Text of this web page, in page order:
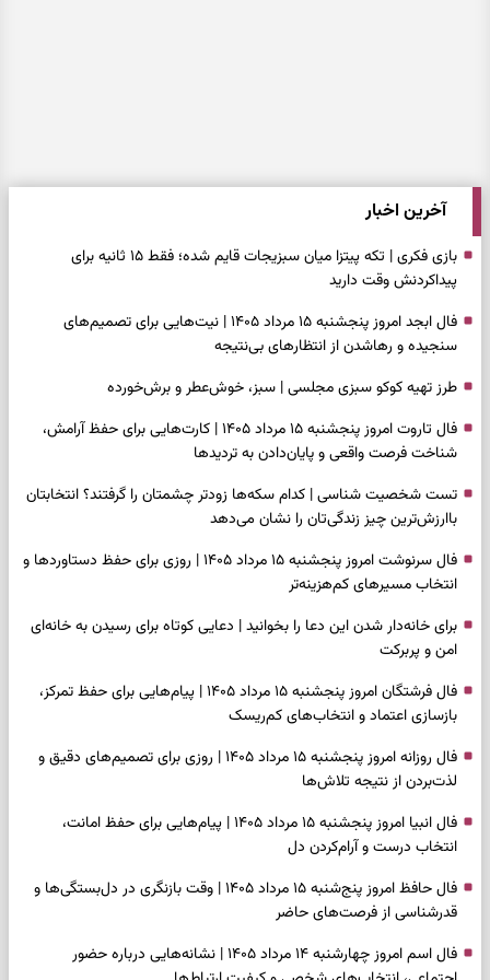
آخرین اخبار
بازی فکری | تکه پیتزا میان سبزیجات قایم شده؛ فقط ۱۵ ثانیه برای
پیداکردنش وقت دارید
فال ابجد امروز پنجشنبه ۱۵ مرداد ۱۴۰۵ | نیت‌هایی برای تصمیم‌های
سنجیده و رهاشدن از انتظارهای بی‌نتیجه
طرز تهیه کوکو سبزی مجلسی | سبز، خوش‌عطر و برش‌خورده
فال تاروت امروز پنجشنبه ۱۵ مرداد ۱۴۰۵ | کارت‌هایی برای حفظ آرامش،
شناخت فرصت واقعی و پایان‌دادن به تردیدها
تست شخصیت شناسی | کدام سکه‌ها زودتر چشمتان را گرفتند؟ انتخابتان
باارزش‌ترین چیز زندگی‌تان را نشان می‌دهد
فال سرنوشت امروز پنجشنبه ۱۵ مرداد ۱۴۰۵ | روزی برای حفظ دستاوردها و
انتخاب مسیرهای کم‌هزینه‌تر
برای خانه‌دار شدن این دعا را بخوانید | دعایی کوتاه برای رسیدن به خانه‌ای
امن و پربرکت
فال فرشتگان امروز پنجشنبه ۱۵ مرداد ۱۴۰۵ | پیام‌هایی برای حفظ تمرکز،
بازسازی اعتماد و انتخاب‌های کم‌ریسک
فال روزانه امروز پنجشنبه ۱۵ مرداد ۱۴۰۵ | روزی برای تصمیم‌های دقیق و
لذت‌بردن از نتیجه تلاش‌ها
فال انبیا امروز پنجشنبه ۱۵ مرداد ۱۴۰۵ | پیام‌هایی برای حفظ امانت،
انتخاب درست و آرام‌کردن دل
فال حافظ امروز پنج‌شنبه ۱۵ مرداد ۱۴۰۵ | وقت بازنگری در دل‌بستگی‌ها و
قدرشناسی از فرصت‌های حاضر
فال اسم امروز چهارشنبه ۱۴ مرداد ۱۴۰۵ | نشانه‌هایی درباره حضور